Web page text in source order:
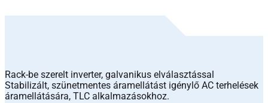
Rack-be szerelt inverter, galvanikus elválasztással
Stabilizált, szünetmentes áramellátást igénylő AC terhelések
áramellátására, TLC alkalmazásokhoz.